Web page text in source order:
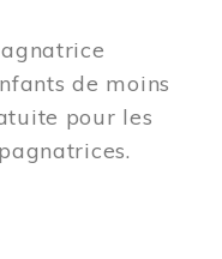
de moins
pour les